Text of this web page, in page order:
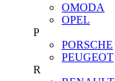
OMODA
OPEL
P
PORSCHE
PEUGEOT
R